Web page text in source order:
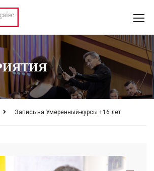
Запись на Умеренный-курсы +16 лет